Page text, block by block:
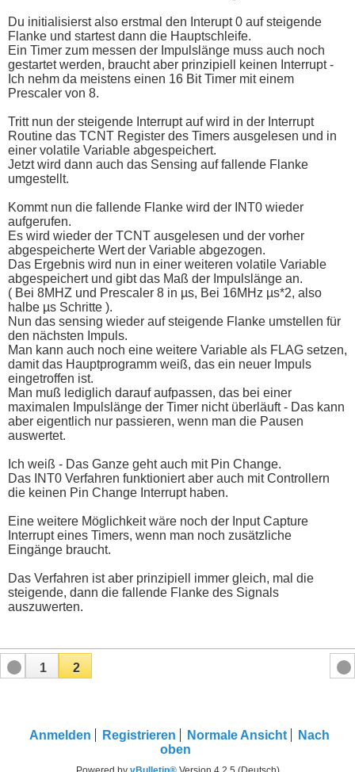
Du initialisierst also erstmal den Interupt 0 auf steigende
Flanke und startest dann die Hauptschleife.
Ein Timer zum messen der Impulslänge muss auch noch
gestartet werden, braucht aber prinzipiell keinen Interrupt -
Ich nehm da meistens einen 16 Bit Timer mit einem
Prescaler von 8.
Tritt nun der steigende Interrupt auf wird in der Interrupt
Routine das TCNT Register des Timers ausgelesen und in
einer volatile Variable abgespeichert.
Jetzt wird dann auch das Sensing auf fallende Flanke
umgestellt.
Kommt nun die fallende Flanke wird der INT0 wieder
aufgerufen.
Es wird wieder der TCNT ausgelesen und der vorher
abgespeicherte Wert der Variable abgezogen.
Das Ergebnis wird nun in einer weiteren volatile Variable
abgespeichert und gibt das Maß der Impulslänge an.
( Bei 8MHZ und Prescaler 8 in µs, Bei 16MHz µs*2, also
halbe µs Schritte ).
Nun das sensing wieder auf steigende Flanke umstellen für
den nächsten Impuls.
Man kann auch noch eine weitere Variable als FLAG setzen,
damit das Hauptprogramm weiß, das ein neuer Impuls
eingetroffen ist.
Man muß lediglich darauf aufpassen, das bei einer
maximalen Impulslänge der Timer nicht überläuft - Das kann
aber eigentlich nur passieren, wenn man die Pausen
auswertet.
Ich weiß - Das Ganze geht auch mit Pin Change.
Das INT0 Verfahren funktioniert aber auch mit Controllern
die keinen Pin Change Interrupt haben.
Eine weitere Möglichkeit wäre noch der Input Capture
Interrupt eines Timers, wenn man noch zusätzliche
Eingänge braucht.
Das Verfahren ist aber prinzipiell immer gleich, mal die
steigende, dann die fallende Flanke des Signals
auszuwerten.
1 2
Anmelden Registrieren Normale Ansicht
Nach
oben